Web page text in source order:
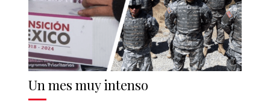
Un mes muy intenso